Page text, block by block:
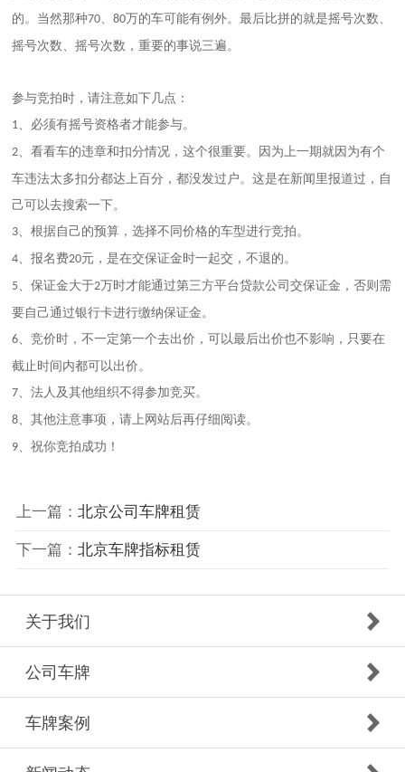
的。当然那种70 、80万的车可能有例外。最后比拼的就是摇号次数、
摇号次数、摇号次数，重要的事说三遍。
参与竞拍时，请注意如下几点：
1 、必须有摇号资格者才能参与。
2 、看看车的违章和扣分情况，这个很重要。因为上一期就因为有个
车违法太多扣分都达上百分，都没发过户。这是在新闻里报道过，自
己可以去搜索一下。
3 、根据自己的预算，选择不同价格的车型进行竞拍。
4 、报名费20元，是在交保证金时一起交，不退的。
5 、保证金大于2万时才能通过第三方平台贷款公司交保证金，否则需
要自己通过银行卡进行缴纳保证金。
6 、竞价时，不一定第一个去出价，可以最后出价也不影响，只要在
截止时间内都可以出价。
7 、法人及其他组织不得参加竞买。
8 、其他注意事项，请上网站后再仔细阅读。
9 、祝你竞拍成功！
上一篇： 北京公司车牌租赁
下一篇： 北京车牌指标租赁
关于我们
公司车牌
车牌案例